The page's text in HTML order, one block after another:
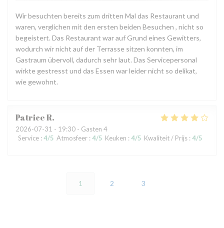
Wir besuchten bereits zum dritten Mal das Restaurant und
waren, verglichen mit den ersten beiden Besuchen , nicht so
begeistert. Das Restaurant war auf Grund eines Gewitters,
wodurch wir nicht auf der Terrasse sitzen konnten, im
Gastraum übervoll, dadurch sehr laut. Das Servicepersonal
wirkte gestresst und das Essen war leider nicht so delikat,
wie gewohnt.
PatriceR
2026-07-31 - 19:30 - Gasten 4
Service : 4/5 Atmosfeer : 4/5 Keuken : 4/5 Kwaliteit / Prijs : 4/5
1 2 3